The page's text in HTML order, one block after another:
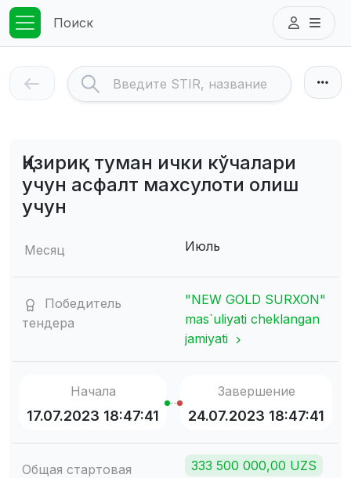
Поиск
Қизириқ туман ички кўчалари
учун асфалт махсулоти олиш
учун
Месяц Июль
Победитель
тендера
"NEW GOLD SURXON"
mas`uliyati cheklangan
jamiyati
Начала
17.07.2023 18:47:41
Завершение
24.07.2023 18:47:41
Общая стартовая
333 500 000,00 UZS